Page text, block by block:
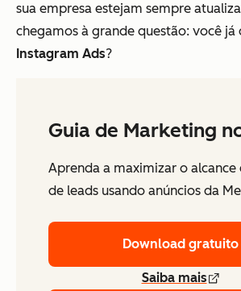
sua empresa estejam sempre
chegamos à grande questão: você já
Instagram Ads?
Guia de Marketing
Aprenda a maximizar o alcance
de leads usando anúncios da
Download gratuito
Saiba mais